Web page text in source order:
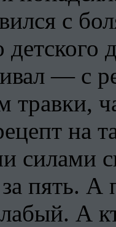
с
— с
травки,
на
силами
пять.
А